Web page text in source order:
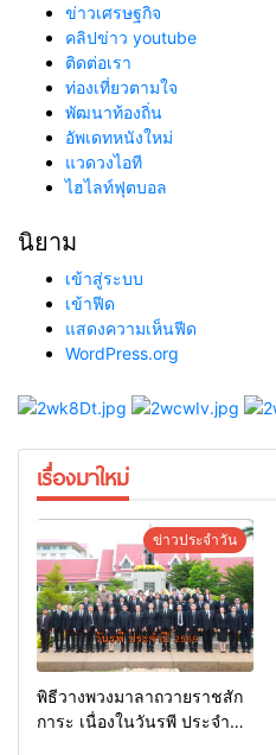
ข่าวเศรษฐกิจ
คลิปข่าว youtube
ติดต่อเรา
ท่องเที่ยวตามใจ
พัฒนาท้องถิ่น
อัพเดทหนังใหม่
แวดวงไอที
ไฮไลท์ฟุตบอล
นิยาม
เข้าสู่ระบบ
เข้าฟีด
แสดงความเห็นฟีด
WordPress.org
เรื่องมาใหม่
ข่าวประจำวัน
พิธีวางพวงมาลาถวายราชสัก
การะ เนื่องในวันรพี ประจำปี